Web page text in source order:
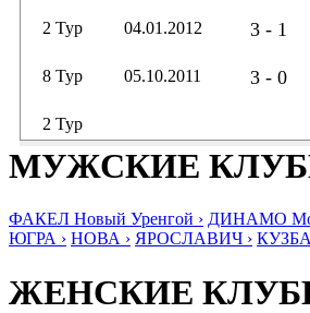
2 Тур
04.01.2012 3 - 1
8 Тур
05.10.2011 3 - 0
2 Тур
МУЖСКИЕ
ФАКЕЛ Новый Уренгой › ДИНАМО
ЮГРА › НОВА › ЯРОСЛАВИЧ ›
ЖЕНСКИЕ